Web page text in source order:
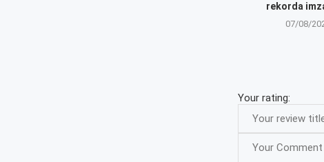
rekorda
07/08/
Your rating: